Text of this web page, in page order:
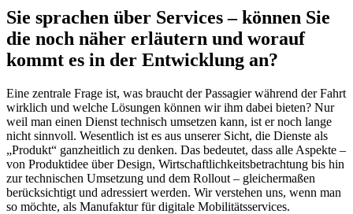
Sie sprachen über Services – können Sie
die noch näher erläutern und worauf
kommt es in der Entwicklung an?
Eine zentrale Frage ist, was braucht der Passagier während der Fahrt
wirklich und welche Lösungen können wir ihm dabei bieten? Nur
weil man einen Dienst technisch umsetzen kann, ist er noch lange
nicht sinnvoll. Wesentlich ist es aus unserer Sicht, die Dienste als
„Produkt“ ganzheitlich zu denken. Das bedeutet, dass alle Aspekte –
von Produktidee über Design, Wirtschaftlichkeitsbetrachtung bis hin
zur technischen Umsetzung und dem Rollout – gleichermaßen
berücksichtigt und adressiert werden. Wir verstehen uns, wenn man
so möchte, als Manufaktur für digitale Mobilitätsservices.